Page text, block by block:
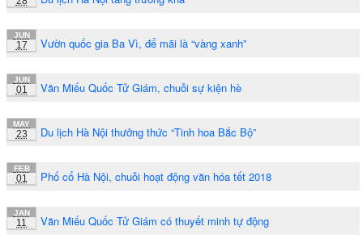
JUN
17 Vườn quốc gia Ba Vì, để mãi là “vàng xanh”
JUN
01 Văn Miếu Quốc Tử Giám, chuỗi sự kiện hè
MAY
23 Du lịch Hà Nội thưởng thức “Tinh hoa Bắc Bộ”
FEB
01 Phố cổ Hà Nội, chuỗi hoạt động văn hóa tết 2018
JAN
11 Văn Miếu Quốc Tử Giám có thuyết minh tự động